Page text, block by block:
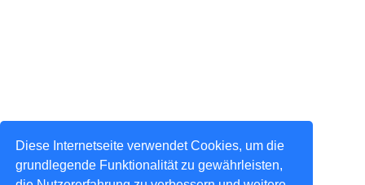
Diese Internetseite verwendet Cookies, um die
grundlegende Funktionalität zu gewährleisten,